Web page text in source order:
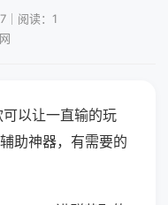
阅读：1
以让一直输的玩
助神器，有需要的